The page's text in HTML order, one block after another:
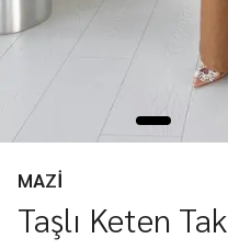
MAZİ
Taşlı Keten